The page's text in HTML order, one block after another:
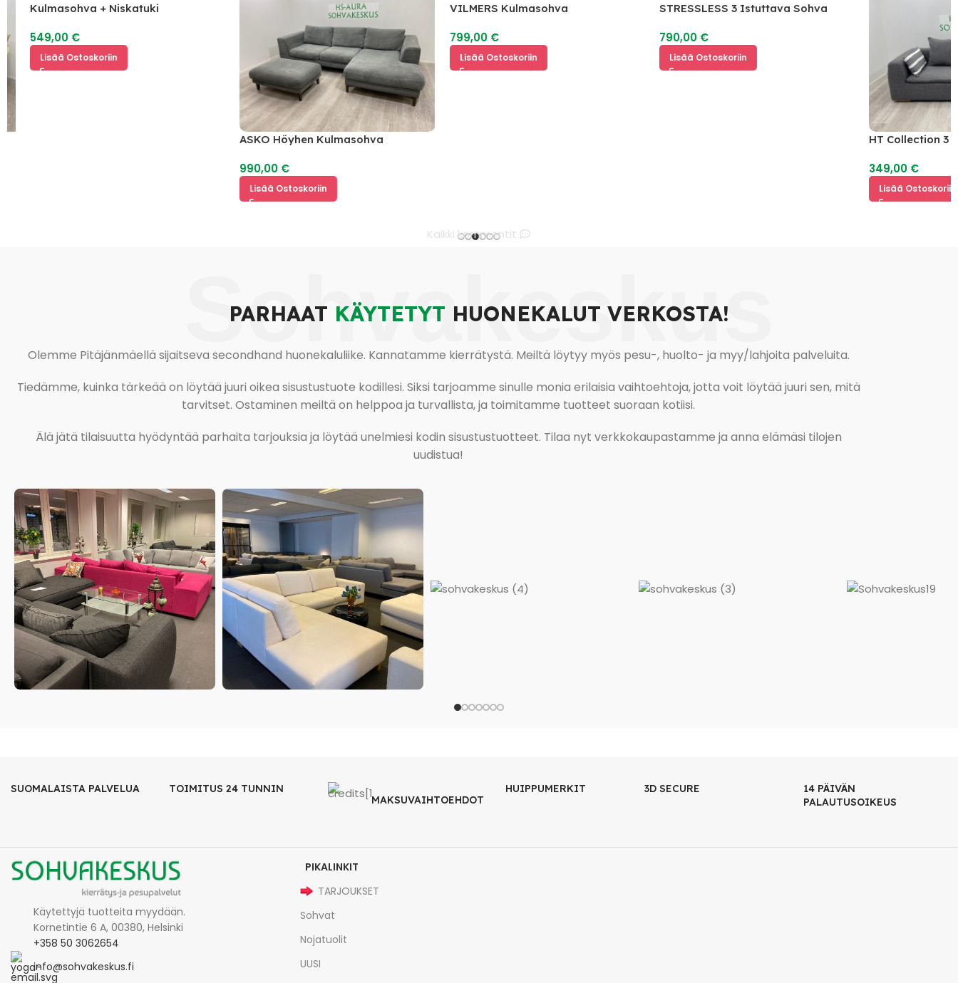
Kulmasohva + Niskatuki
549,00€
Lisää Ostoskoriin
ASKO Höyhen Kulmasohva
990,00€
Lisää Ostoskoriin
VILMERS Kulmasohva
799,00€
Lisää Ostoskoriin
STRESSLESS 3 Istuttava Sohva
790,00€
Lisää Ostoskoriin
HT Collection 3
349,00€
Lisää Ostoskoriin
Kaikki kommentit
Sohvakeskus
PARHAAT KÄYTETYT HUONEKALUT VERKOSTA!
Olemme Pitäjänmäellä sijaitseva secondhand huonekaluliike. Kannatamme kierrätystä. Meiltä löytyy myös pesu-, huolto- ja myy/lahjoita palveluita.
Tiedämme, kuinka tärkeää on löytää juuri oikea sisustustuote kodillesi. Siksi tarjoamme sinulle monia erilaisia vaihtoehtoja, jotta voit löytää juuri sen, mitä
tarvitset. Ostaminen meiltä on helppoa ja turvallista, ja toimitamme tuotteet suoraan kotiisi.
Älä jätä tilaisuutta hyödyntää parhaita tarjouksia ja löytää unelmiesi kodin sisustustuotteet. Tilaa nyt verkkokaupastamme ja anna elämäsi tilojen
uudistua!
SUOMALAISTA PALVELUA
TOIMITUS 24 TUNNIN
MAKSUVAIHTOEHDOT
HUIPPUMERKIT 3D SECURE
14 PÄIVÄN
PALAUTUSOIKEUS
Käytettyjä tuotteita myydään.
Kornetintie 6 A, 00380, Helsinki
+358 50 3062654
info@sohvakeskus.fi
PIKALINKIT
TARJOUKSET
Sohvat
Nojatuolit
UUSI